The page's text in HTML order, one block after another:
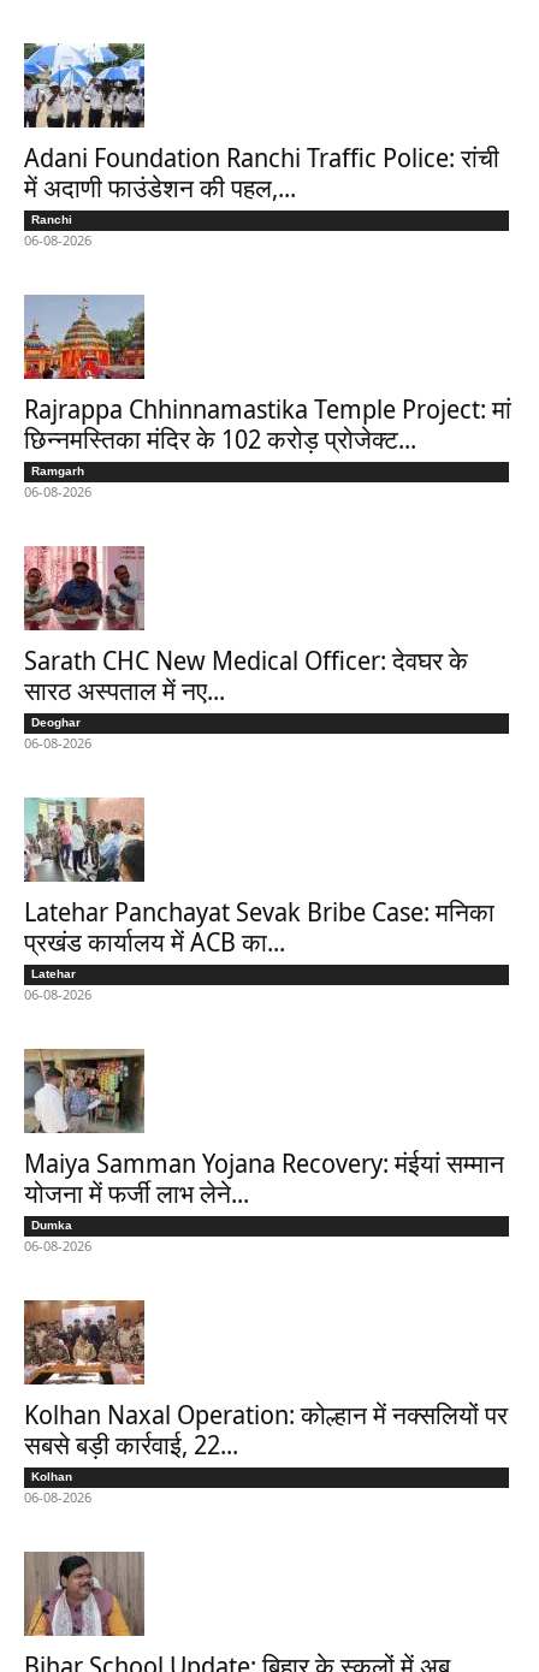
Adani Foundation Ranchi Traffic Police: रांची
में अदाणी फाउंडेशन की पहल,...
Ranchi
06-08-2026
Rajrappa Chhinnamastika Temple Project: मां
छिन्नमस्तिका मंदिर के 102 करोड़ प्रोजेक्ट...
Ramgarh
06-08-2026
Sarath CHC New Medical Officer: देवघर के
सारठ अस्पताल में नए...
Deoghar
06-08-2026
Latehar Panchayat Sevak Bribe Case: मनिका
प्रखंड कार्यालय में ACB का...
Latehar
06-08-2026
Maiya Samman Yojana Recovery: मंईयां सम्मान
योजना में फर्जी लाभ लेने...
Dumka
06-08-2026
Kolhan Naxal Operation: कोल्हान में नक्सलियों पर
सबसे बड़ी कार्रवाई, 22...
Kolhan
06-08-2026